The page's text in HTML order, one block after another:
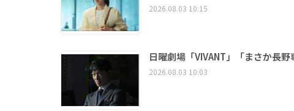
2026.08.03 10:15
日曜劇場「VIVANT」「まさか長
2026.08.03 10:03